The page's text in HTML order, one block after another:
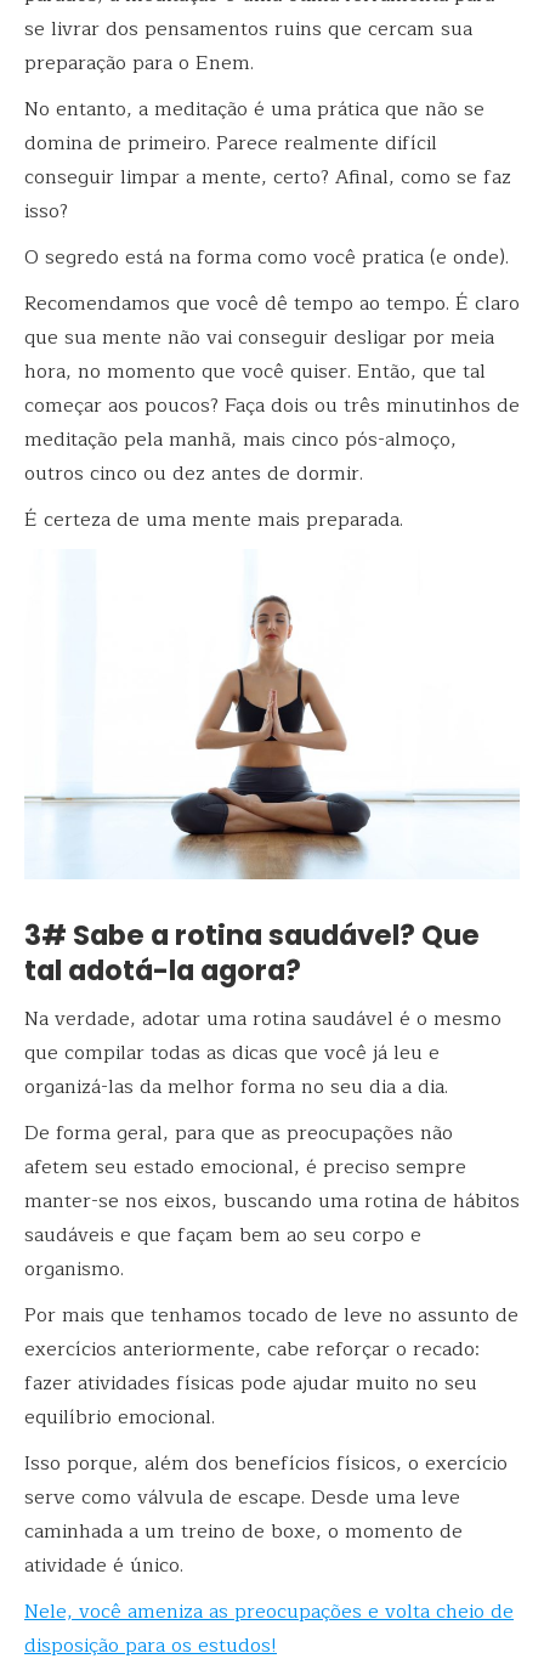
se livrar dos pensamentos ruins que cercam sua
preparação para o Enem.
No entanto, a meditação é uma prática que não se
domina de primeiro. Parece realmente difícil
conseguir limpar a mente, certo? Afinal, como se faz
isso?
O segredo está na forma como você pratica (e onde).
Recomendamos que você dê tempo ao tempo. É claro
que sua mente não vai conseguir desligar por meia
hora, no momento que você quiser. Então, que tal
começar aos poucos? Faça dois ou três minutinhos de
meditação pela manhã, mais cinco pós-almoço,
outros cinco ou dez antes de dormir.
É certeza de uma mente mais preparada.
3# Sabe a rotina saudável? Que
tal adotá-la agora?
Na verdade, adotar uma rotina saudável é o mesmo
que compilar todas as dicas que você já leu e
organizá-las da melhor forma no seu dia a dia.
De forma geral, para que as preocupações não
afetem seu estado emocional, é preciso sempre
manter-se nos eixos, buscando uma rotina de hábitos
saudáveis e que façam bem ao seu corpo e
organismo.
Por mais que tenhamos tocado de leve no assunto de
exercícios anteriormente, cabe reforçar o recado:
fazer atividades físicas pode ajudar muito no seu
equilíbrio emocional.
Isso porque, além dos benefícios físicos, o exercício
serve como válvula de escape. Desde uma leve
caminhada a um treino de boxe, o momento de
atividade é único.
Nele, você ameniza as preocupações e volta cheio de
disposição para os estudos!